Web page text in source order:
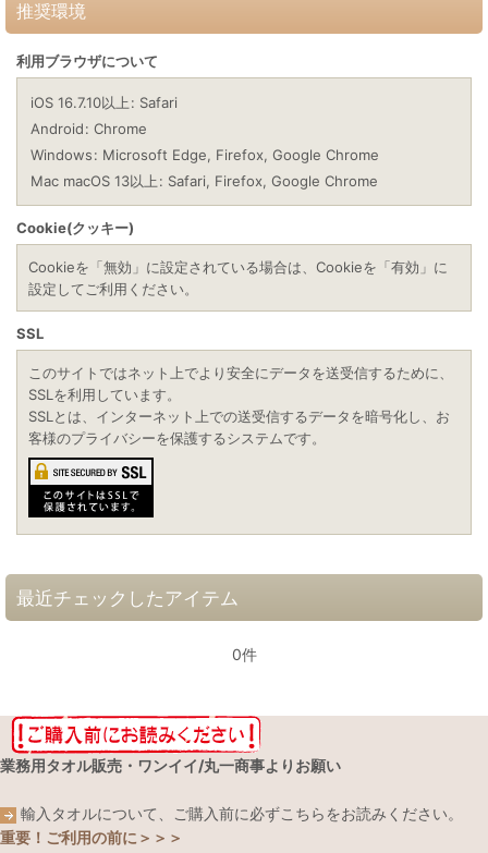
推奨環境
利用ブラウザについて
iOS 16.7.10以上: Safari
Android: Chrome
Windows: Microsoft Edge, Firefox, Google Chrome
Mac macOS 13以上: Safari, Firefox, Google Chrome
Cookie(クッキー)
Cookieを「無効」に設定されている場合は、Cookieを「有効」に
設定してご利用ください。
SSL
このサイトではネット上でより安全にデータを送受信するために、
SSLを利用しています。
SSLとは、インターネット上での送受信するデータを暗号化し、お
客様のプライバシーを保護するシステムです。
最近チェックしたアイテム
0件
業務用タオル販売・ワンイイ/丸一商事よりお願い
輸入タオルについて、ご購入前に必ずこちらをお読みください。
重要！ご利用の前に＞＞＞